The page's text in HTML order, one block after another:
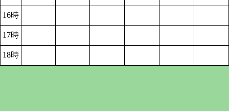
16時
17時
18時